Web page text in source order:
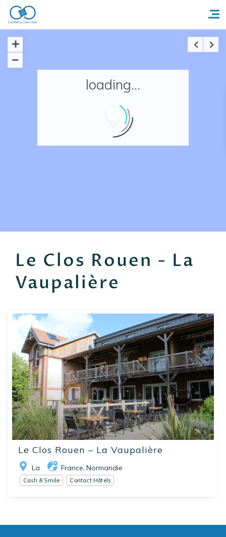
Accueil
Nos adresses en France
loading...
Le Clos Rouen - La
Vaupalière
Le Clos Rouen – La Vaupalière
La France Normandie
Cash & Smile Contact Hôtels